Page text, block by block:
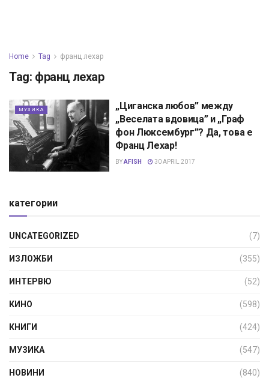
Home Tag франц лехар
Tag: франц лехар
МУЗИКА
„Циганска любов” между
„Веселата вдовица” и „Граф
фон Люксембург”? Да, това е
Франц Лехар!
BYAFISH 30 APRIL 2017
категории
UNCATEGORIZED (7)
ИЗЛОЖБИ (355)
ИНТЕРВЮ (52)
КИНО (598)
КНИГИ (424)
МУЗИКА (547)
НОВИНИ (840)